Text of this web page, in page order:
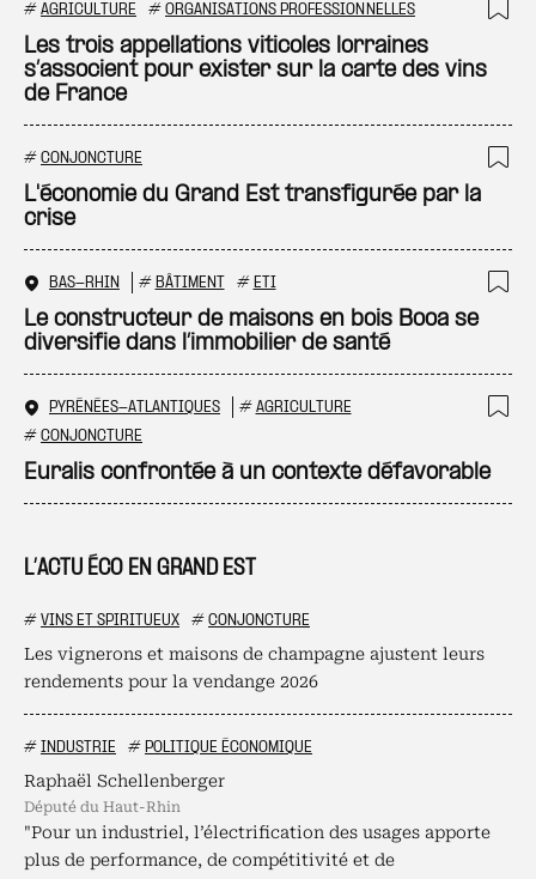
L’ACTU ÉCO EN GRAND EST
# VINS ET SPIRITUEUX # CONJONCTURE
Les vignerons et maisons de champagne ajustent leurs
rendements pour la vendange 2026
# INDUSTRIE # POLITIQUE ÉCONOMIQUE
Raphaël Schellenberger
député du Haut-Rhin
"Pour un industriel, l’électrification des usages apporte
plus de performance, de compétitivité et de
# AGRICULTURE # ORGANISATIONS PROFESSIONNELLES
Les trois appellations viticoles lorraines
s’associent pour exister sur la carte des vins
de France
# CONJONCTURE
L'économie du Grand Est transfigurée par la
crise
BAS-RHIN # BÂTIMENT # ETI
Le constructeur de maisons en bois Booa se
diversifie dans l’immobilier de santé
PYRÉNÉES-ATLANTIQUES # AGRICULTURE
# CONJONCTURE
Euralis confrontée à un contexte défavorable